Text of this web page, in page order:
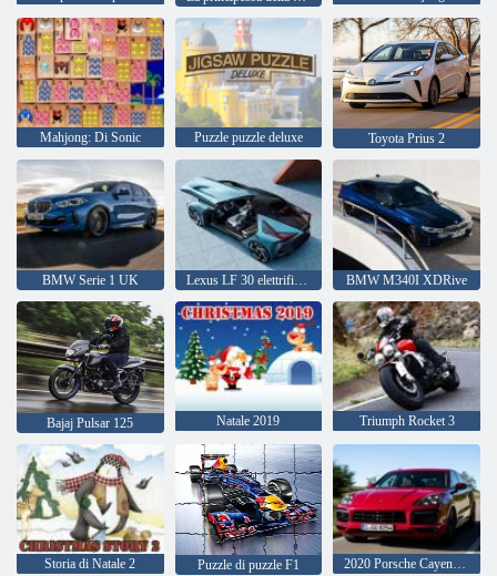
Mahjong: Di Sonic Puzzle puzzle deluxe Toyota Prius 2
BMW Serie 1 UK Lexus LF 30 elettrificato BMW M340I XDRive
Bajaj Pulsar 125 Natale 2019 Triumph Rocket 3
Storia di Natale 2 Puzzle di puzzle F1 2020 Porsche Cayenne GTS